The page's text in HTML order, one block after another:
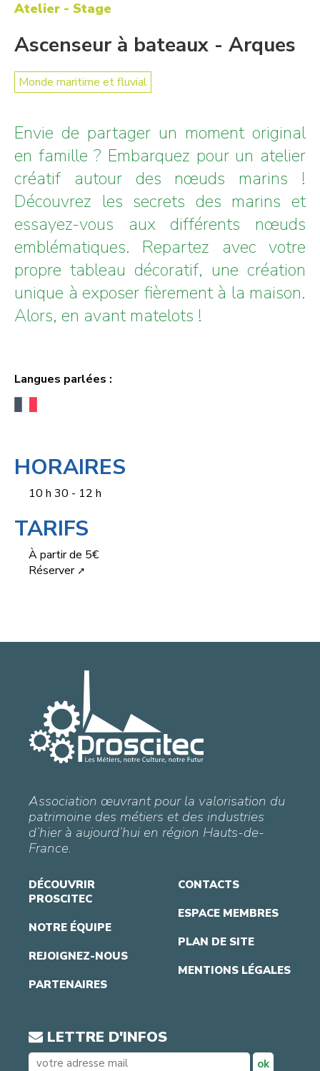
Atelier - Stage
Ascenseur à bateaux - Arques
Monde maritime et fluvial
Envie de partager un moment original
en famille ? Embarquez pour un atelier
créatif autour des nœuds marins !
Découvrez les secrets des marins et
essayez-vous aux différents nœuds
emblématiques. Repartez avec votre
propre tableau décoratif, une création
unique à exposer fièrement à la maison.
Alors, en avant matelots !
Langues parlées :
HORAIRES
10 h 30 - 12 h
TARIFS
À partir de 5€
Réserver
Association œuvrant pour la valorisation du
patrimoine des métiers et des industries
d’hier à aujourd’hui en région Hauts-de-
France.
DÉCOUVRIR
PROSCITEC
NOTRE ÉQUIPE
REJOIGNEZ-NOUS
PARTENAIRES
CONTACTS
ESPACE MEMBRES
PLAN DE SITE
MENTIONS LÉGALES
LETTRE D'INFOS